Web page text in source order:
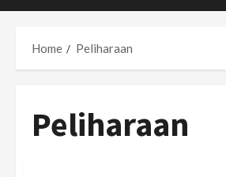
Home Peliharaan
Peliharaan